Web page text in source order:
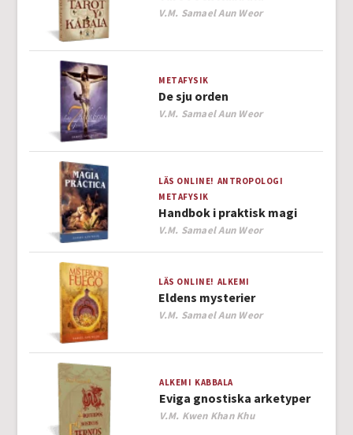
Author
V.M. Samael Aun Weor
METAFYSIK
De sju orden
Author
V.M. Samael Aun Weor
LÄS ONLINE! ANTROPOLOGI
METAFYSIK
Handbok i praktisk magi
Author
V.M. Samael Aun Weor
LÄS ONLINE! ALKEMI
Eldens mysterier
Author
V.M. Samael Aun Weor
ALKEMI KABBALA
Eviga gnostiska arketyper
Author
V.M. Kwen Khan Khu